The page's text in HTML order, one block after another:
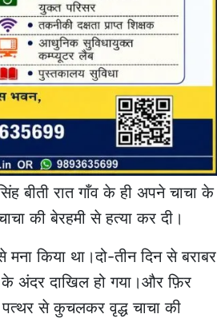
बीती रात गाँव के ही अपने चाचा के
की बेरहमी से हत्या कर दी।
किया था।दो-तीन दिन से बराबर
के अंदर दाखिल हो गया।और फ़िर
से कुचलकर वृद्ध चाचा की